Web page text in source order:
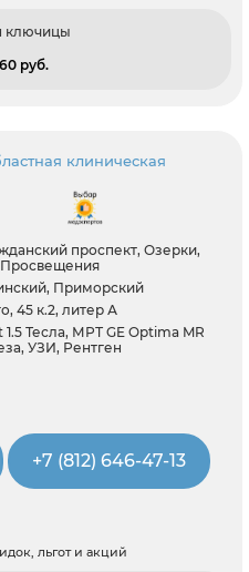
ключицы
pуб.
клиническая
проспект, Озерки,
Приморский
45 к.2, литер А
Тесла, МРТ GE Optima MR
УЗИ, Рентген
+7 (812) 646-47-13
льгот и акций